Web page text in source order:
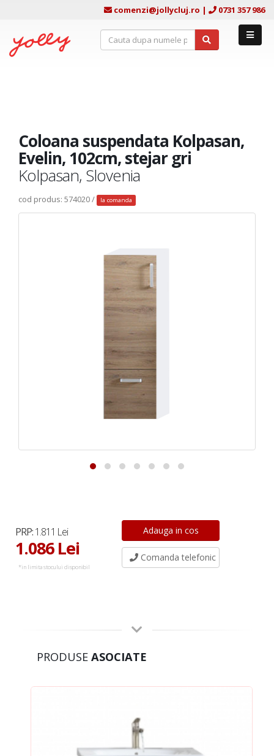
comenzi@jollycluj.ro | 0731 357 986
Coloana suspendata Kolpasan,
Evelin, 102cm, stejar gri
Kolpasan, Slovenia
cod produs: 574020 / la comanda
PRP:1.811 Lei
1.086 Lei
*in limita stocului disponibil
Comanda telefonic
PRODUSE ASOCIATE